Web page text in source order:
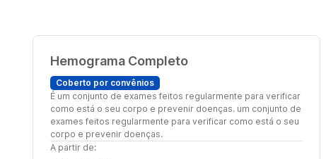
Hemograma Completo
Coberto por convênios
É um conjunto de exames feitos regularmente para verificar
como está o seu corpo e prevenir doenças. um conjunto de
exames feitos regularmente para verificar como está o seu
corpo e prevenir doenças.
A partir de: